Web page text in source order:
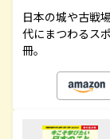
日本の城や古戦
代にまつわるス
冊。